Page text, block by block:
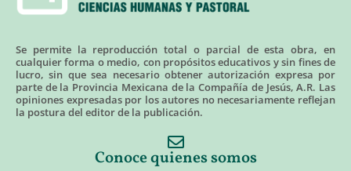
Se permite la reproducción total o parcial de esta obra, en
cualquier forma o medio, con propósitos educativos y sin fines de
lucro, sin que sea necesario obtener autorización expresa por
parte de la Provincia Mexicana de la Compañía de Jesús, A.R. Las
opiniones expresadas por los autores no necesariamente reflejan
la postura del editor de la publicación.
Conoce quienes somos